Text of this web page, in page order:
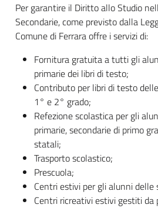
Per garantire il Diritto allo Studio
Secondarie, come previsto dalla
Comune di Ferrara offre i servizi di:
Fornitura gratuita a tutti gli
primarie dei libri di testo;
Contributo per libri di testo
1° e 2° grado;
Refezione scolastica per gli
primarie, secondarie di primo
statali;
Trasporto scolastico;
Prescuola;
Centri estivi per gli alunni delle
Centri ricreativi estivi gestiti da